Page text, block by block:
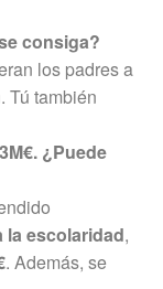
consiga?
los padres a
Tú también
¿Puede
la escolaridad,
. Además, se